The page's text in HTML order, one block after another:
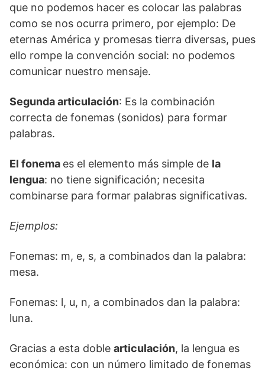
que no podemos hacer es colocar las palabras
como se nos ocurra primero, por ejemplo: De
eternas América y promesas tierra diversas, pues
ello rompe la convención social: no podemos
comunicar nuestro mensaje.
Segunda articulación: Es la combinación
correcta de fonemas (sonidos) para formar
palabras.
El fonema es el elemento más simple de la
lengua: no tiene significación; necesita
combinarse para formar palabras significativas.
Ejemplos:
Fonemas: m, e, s, a combinados dan la palabra:
mesa.
Fonemas: l, u, n, a combinados dan la palabra:
luna.
Gracias a esta doble articulación, la lengua es
económica: con un número limitado de fonemas